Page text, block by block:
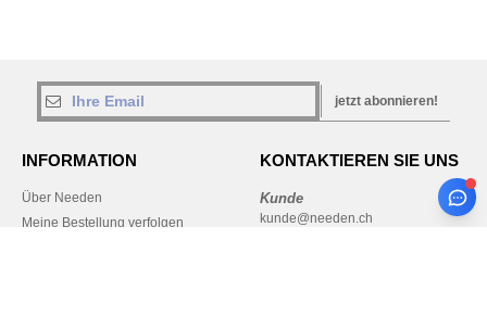
jetzt abonnieren!
INFORMATION
Über Needen
Meine Bestellung verfolgen
KONTAKTIEREN SIE UNS
Kunde
kunde@needen.ch